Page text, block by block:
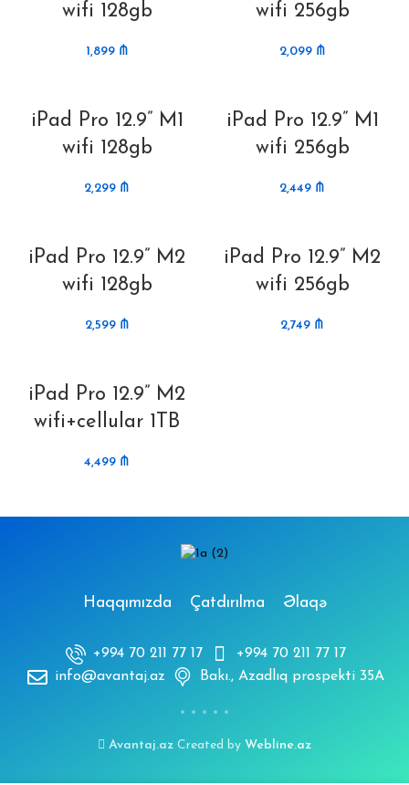
wifi 128gb
1,899 ₼
wifi 256gb
2,099 ₼
iPad Pro 12.9” M1
wifi 128gb
2,299 ₼
iPad Pro 12.9” M1
wifi 256gb
2,449 ₼
iPad Pro 12.9” M2
wifi 128gb
2,599 ₼
iPad Pro 12.9” M2
wifi 256gb
2,749 ₼
iPad Pro 12.9” M2
wifi+cellular 1TB
4,499 ₼
Haqqımızda Çatdırılma Əlaqə
+994 70 211 77 17
+994 70 211 77 17
info@avantaj.az
Bakı., Azadlıq prospekti 35A
Avantaj.az Created by Webline.az